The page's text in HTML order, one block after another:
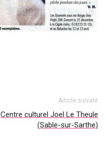
Article suivant
Centre culturel Joel Le Theule
(Sable-sur-Sarthe)